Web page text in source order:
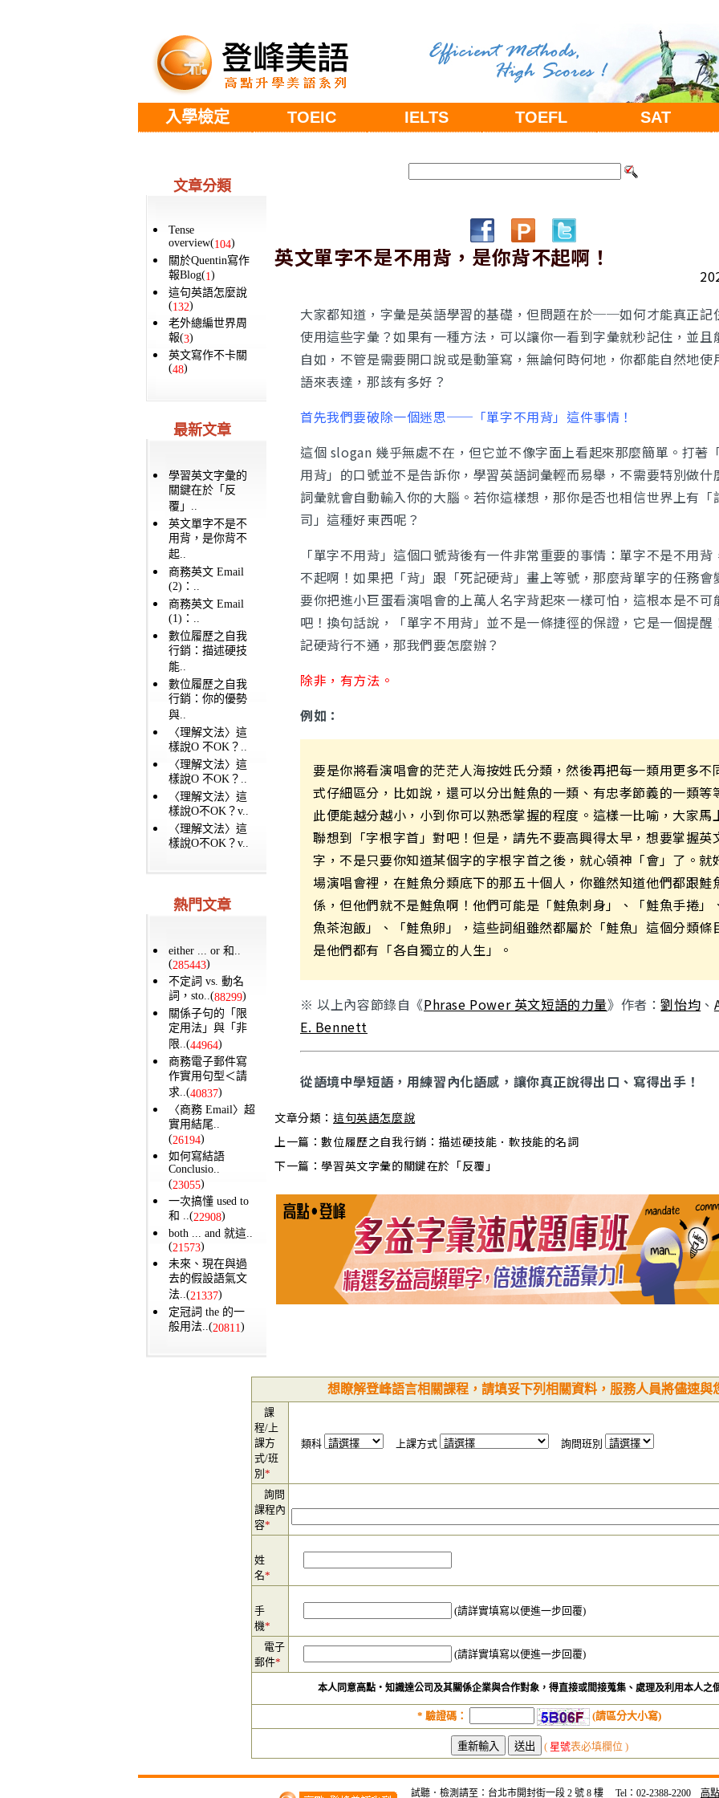
入學檢定 TOEIC IELTS TOEFL SAT
文章分類
Tense
overview(104)
關於Quentin寫作
報Blog(1)
這句英語怎麼說
(132)
老外總編世界周
報(3)
英文寫作不卡關
(48)
最新文章
學習英文字彙的
關鍵在於「反
覆」..
英文單字不是不
用背，是你背不
起..
商務英文 Email
(2)：..
商務英文 Email
(1)：..
數位履歷之自我
行銷：描述硬技
能..
數位履歷之自我
行銷：你的優勢
與..
〈理解文法〉這
樣說O 不OK？..
〈理解文法〉這
樣說O 不OK？..
〈理解文法〉這
樣說O不OK？v..
〈理解文法〉這
樣說O不OK？v..
熱門文章
either ... or 和..
(285443)
不定詞 vs. 動名
詞，sto..(88299)
關係子句的「限
定用法」與「非
限..(44964)
商務電子郵件寫
作實用句型＜請
求..(40837)
〈商務 Email〉超
實用結尾..
(26194)
如何寫結語
Conclusio..
(23055)
一次搞懂 used to
和 ..(22908)
both ... and 就這..
(21573)
未來、現在與過
去的假設語氣文
法..(21337)
定冠詞 the 的一
般用法..(20811)
英文單字不是不用背，是你背不起啊！
大家都知道，字彙是英語學習的基礎，但問題在於──如何才能真正記
使用這些字彙？如果有一種方法，可以讓你一看到字彙就秒記住，並且
自如，不管是需要開口說或是動筆寫，無論何時何地，你都能自然地使
語來表達，那該有多好？
首先我們要破除一個迷思──「單字不用背」這件事情！
這個 slogan 幾乎無處不在，但它並不像字面上看起來那麼簡單。打著
用背」的口號並不是告訴你，學習英語詞彙輕而易舉，不需要特別做什
詞彙就會自動輸入你的大腦。若你這樣想，那你是否也相信世界上有「
司」這種好東西呢？
「單字不用背」這個口號背後有一件非常重要的事情：單字不是不用背
不起啊！如果把「背」跟「死記硬背」畫上等號，那麼背單字的任務會
要你把進小巨蛋看演唱會的上萬人名字背起來一樣可怕，這根本是不可
吧！換句話說，「單字不用背」並不是一條捷徑的保證，它是一個提醒
記硬背行不通，那我們要怎麼辦？
除非，有方法。
例如：
要是你將看演唱會的茫茫人海按姓氏分類，然後再把每一類用更多不
式仔細區分，比如說，還可以分出鮭魚的一類、有忠孝節義的一類等
此便能越分越小，小到你可以熟悉掌握的程度。這樣一比喻，大家馬
聯想到「字根字首」對吧！但是，請先不要高興得太早，想要掌握英
字，不是只要你知道某個字的字根字首之後，就心領神「會」了。就
場演唱會裡，在鮭魚分類底下的那五十個人，你雖然知道他們都跟鮭
係，但他們就不是鮭魚啊！他們可能是「鮭魚刺身」、「鮭魚手捲」
魚茶泡飯」、「鮭魚卵」，這些詞組雖然都屬於「鮭魚」這個分類條
是他們都有「各自獨立的人生」。
※ 以上內容節錄自《Phrase Power 英文短語的力量》作者：劉怡均 、
E. Bennett
從語境中學短語，用練習內化語感，讓你真正說得出口、寫得出手！
文章分類： 這句英語怎麼說
上一篇：數位履歷之自我行銷：描述硬技能．軟技能的名詞
下一篇： 學習英文字彙的關鍵在於「反覆」
想瞭解登峰語言相關課程，請填妥下列相關資料，服務人員將儘速與
課
程/上
課方
式/班
別 *
類科 上課方式 詢問班別
詢問
課程內
容*
姓
名*
手
機*
(請詳實填寫以便進一步回覆)
電子
郵件*
(請詳實填寫以便進一步回覆)
本人同意高點‧知識達公司及其關係企業與合作對象，得直接或間接蒐集、處理及利用本人之
* 驗證碼： (請區分大小寫)
( 星號表必填欄位 )
試聽．檢測請至：台北市開封街一段 2 號 8 樓 Tel：02-2388-2200 高